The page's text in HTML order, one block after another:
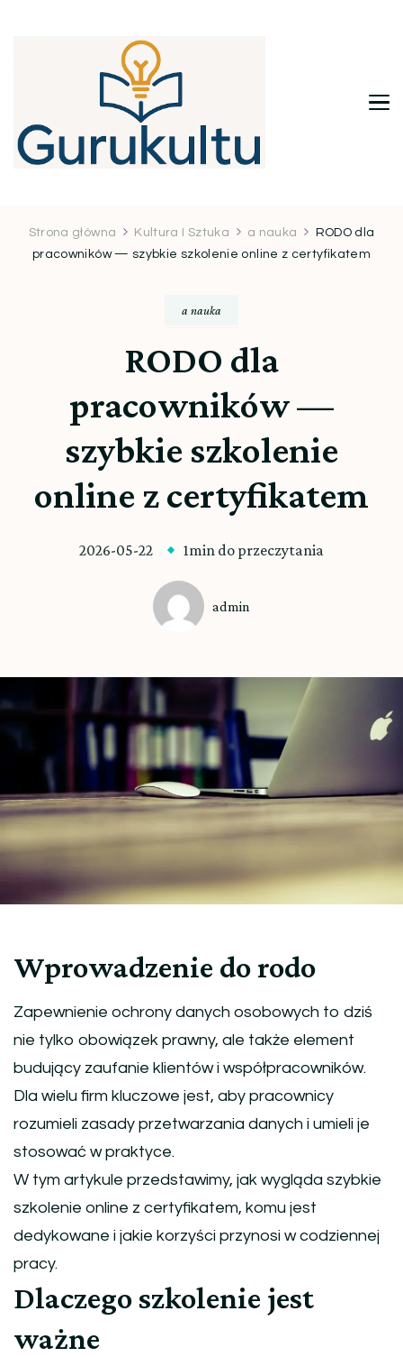
wiedzy i inspiracji
Strona główna Kultura I Sztuka a nauka
RODO dla
pracowników — szybkie szkolenie online z certyfikatem
a nauka
RODO dla
pracowników —
szybkie szkolenie
online z certyfikatem
2026-05-22 1min do przeczytania
admin
Wprowadzenie do rodo
Zapewnienie ochrony danych osobowych to dziś
nie tylko obowiązek prawny, ale także element
budujący zaufanie klientów i współpracowników.
Dla wielu firm kluczowe jest, aby pracownicy
rozumieli zasady przetwarzania danych i umieli je
stosować w praktyce.
W tym artykule przedstawimy, jak wygląda szybkie
szkolenie online z certyfikatem, komu jest
dedykowane i jakie korzyści przynosi w codziennej
pracy.
Dlaczego szkolenie jest
ważne